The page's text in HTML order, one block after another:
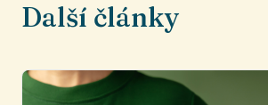
Další články